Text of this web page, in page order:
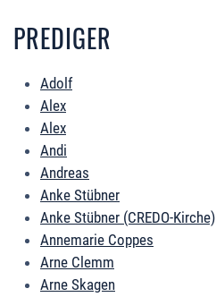
PREDIGER
Adolf
Alex
Alex
Andi
Andreas
Anke Stübner
Anke Stübner (CREDO-Kirche)
Annemarie Coppes
Arne Clemm
Arne Skagen